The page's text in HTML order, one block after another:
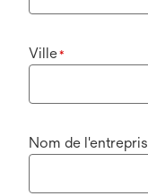
Ville*
Nom de